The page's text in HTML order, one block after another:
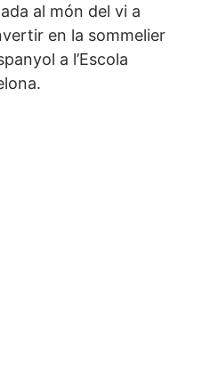
al món del vi a
en la sommelier
a l’Escola